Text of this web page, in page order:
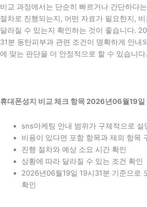
비교 과정에서는 단순히 빠르거나 간단하다
절차로 진행되는지, 어떤 자료가 필요한지,
달라질 수 있는지 확인하는 것이 좋습니다.
31분 동탄피부과 관련 조건이 명확하게 안내
에 맞는 판단을 더 안정적으로 할 수 있습니다.
휴대폰성지 비교 체크 항목 2026년06월19일
sns마케팅 안내 범위가 구체적으로 설
비용이 있다면 포함 항목과 제외 항목
진행 절차와 예상 소요 시간 확인
상황에 따라 달라질 수 있는 조건 확인
2026년06월19일 19시31분 기준으로
확인